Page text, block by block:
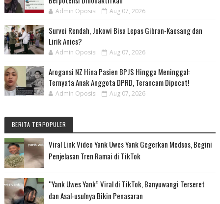
Admin Oposisi Aug 07, 2026
Survei Rendah, Jokowi Bisa Lepas Gibran-Kaesang dan
Lirik Anies?
Admin Oposisi Aug 07, 2026
Arogansi NZ Hina Pasien BPJS Hingga Meninggal:
Ternyata Anak Anggota DPRD, Terancam Dipecat!
Admin Oposisi Aug 07, 2026
BERITA TERPOPULER
Viral Link Video Yank Uwes Yank Gegerkan Medsos, Begini
Penjelasan Tren Ramai di TikTok
“Yank Uwes Yank” Viral di TikTok, Banyuwangi Terseret
dan Asal-usulnya Bikin Penasaran